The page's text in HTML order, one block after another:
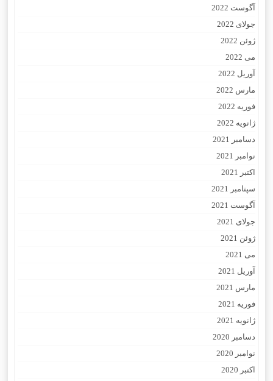
آگوست 2022
جولای 2022
ژوئن 2022
می 2022
آوریل 2022
مارس 2022
فوریه 2022
ژانویه 2022
دسامبر 2021
نوامبر 2021
اکتبر 2021
سپتامبر 2021
آگوست 2021
جولای 2021
ژوئن 2021
می 2021
آوریل 2021
مارس 2021
فوریه 2021
ژانویه 2021
دسامبر 2020
نوامبر 2020
اکتبر 2020